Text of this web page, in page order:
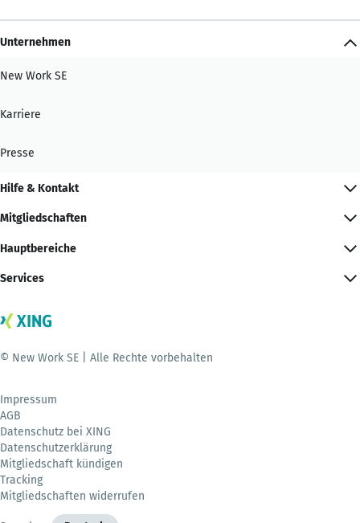
Unternehmen
New Work SE
Karriere
Presse
Hilfe & Kontakt
Mitgliedschaften
Hauptbereiche
Services
© New Work SE | Alle Rechte vorbehalten
Impressum
AGB
Datenschutz bei XING
Datenschutzerklärung
Mitgliedschaft kündigen
Tracking
Mitgliedschaften widerrufen